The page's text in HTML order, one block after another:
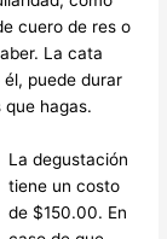
cuero de res o
La cata
puede durar
hagas.
La degustación
tiene un costo
de $150.00. En